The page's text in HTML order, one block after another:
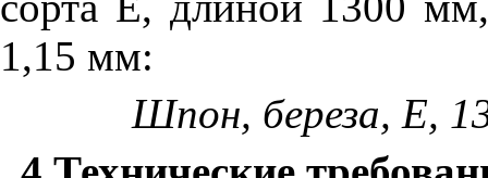
1,15 мм:
Шпон, береза, Е,